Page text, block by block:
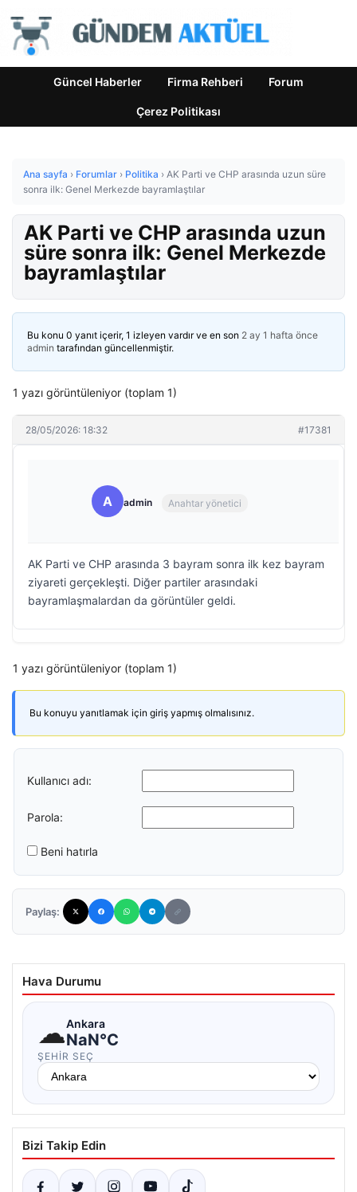
Güncel Haberler Firma Rehberi Forum
Çerez Politikası
Ana sayfa › Forumlar › Politika › AK Parti ve CHP arasında uzun süre
sonra ilk: Genel Merkezde bayramlaştılar
AK Parti ve CHP arasında uzun
süre sonra ilk: Genel Merkezde
bayramlaştılar
Bu konu 0 yanıt içerir, 1 izleyen vardır ve en son 2 ay 1 hafta önce
admin tarafından güncellenmiştir.
1 yazı görüntüleniyor (toplam 1)
28/05/2026: 18:32 #17381
A admin Anahtar yönetici
AK Parti ve CHP arasında 3 bayram sonra ilk kez bayram
ziyareti gerçekleşti. Diğer partiler arasındaki
bayramlaşmalardan da görüntüler geldi.
1 yazı görüntüleniyor (toplam 1)
Bu konuyu yanıtlamak için giriş yapmış olmalısınız.
Kullanıcı adı:
Parola:
Beni hatırla
Paylaş:
Hava Durumu
☁Ankara
NaN°C
ŞEHIR SEÇ
Bizi Takip Edin